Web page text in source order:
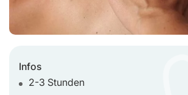
Infos
2-3 Stunden